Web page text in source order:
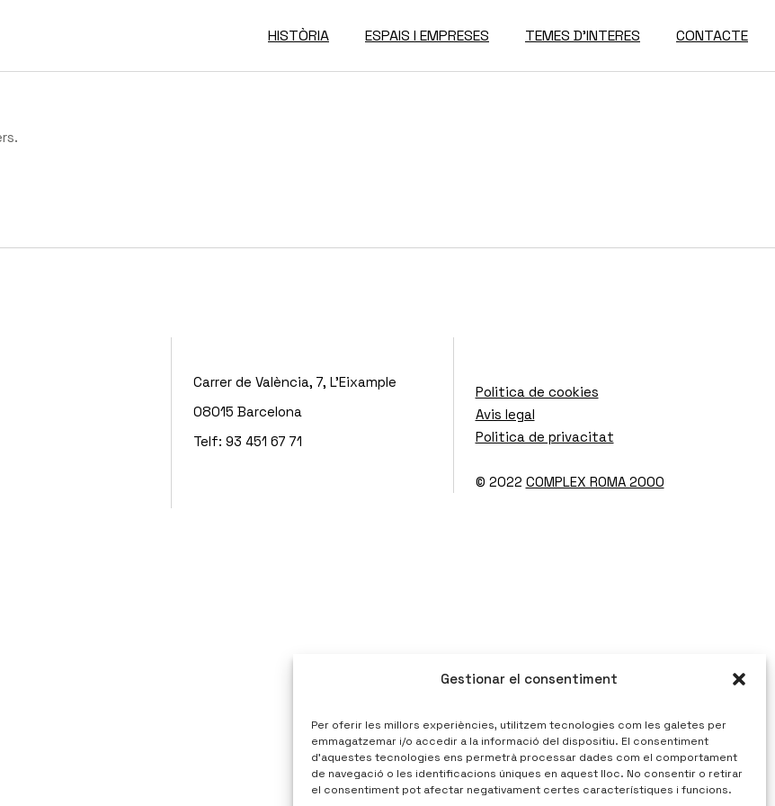
Gestionar el consentiment
Per oferir les millors experiències, utilitzem tecnologies com les galetes per
emmagatzemar i/o accedir a la informació del dispositiu. El consentiment
d’aquestes tecnologies ens permetrà processar dades com el comportament
de navegació o les identificacions úniques en aquest lloc. No consentir o retirar
el consentiment pot afectar negativament certes característiques i funcions.
HISTÒRIA ESPAIS I EMPRESES TEMES D’INTERES CONTACTE
Carrer de València, 7, L'Eixample
08015 Barcelona
Telf: 93 451 67 71
Politica de cookies
Avis legal
Politica de privacitat
© 2022 COMPLEX ROMA 2000